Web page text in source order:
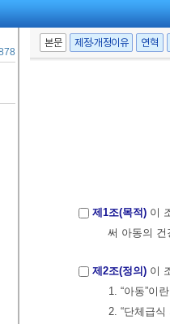
호, 2022. 12. 12., 제정]
본문 제정·개정이유 연혁
제1조(목적) 이
써 아동의
제2조(정의) 이
1. “아동”이
2. “단체급